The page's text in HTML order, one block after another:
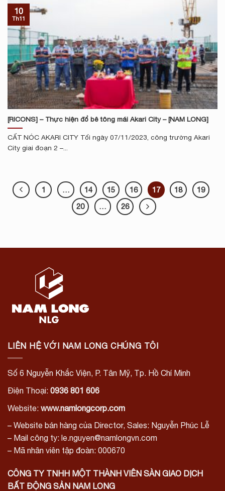
[RICONS] – Thực hiện đổ bê tông mái Akari City – [NAM LONG]
CẤT NÓC AKARI CITY Tối ngày 07/11/2023, công trường Akari
City giai đoạn 2 –...
10
Th11
1 … 14 15 16 17 18
19
20
… 26
LIÊN HỆ VỚI NAM LONG CHÚNG TÔI
Số 6 Nguyễn Khắc Viện, P. Tân Mỹ, Tp. Hồ Chí Minh
Điện Thoại: 0936 801 606
Website: www.namlongcorp.com
– Website bán hàng của Director, Sales: Nguyễn Phúc Lễ
– Mail công ty: le.nguyen@namlongvn.com
– Mã nhân viên tập đoàn: 000670
CÔNG TY TNHH MỘT THÀNH VIÊN SÀN GIAO DỊCH
BẤT ĐỘNG SẢN NAM LONG